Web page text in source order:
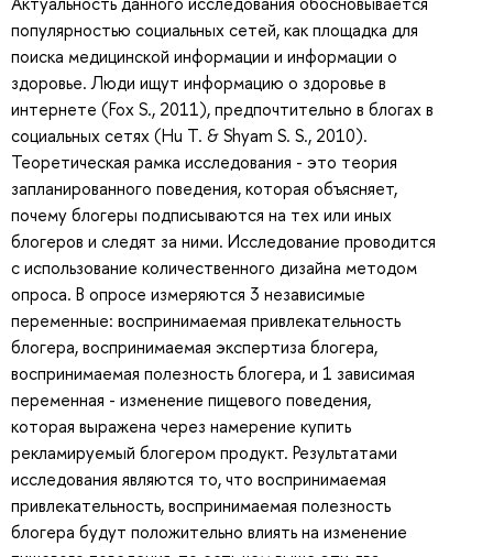
популярностью социальных сетей, как площадка для
поиска медицинской информации и информации о
здоровье. Люди ищут информацию о здоровье в
интернете (Fox S., 2011), предпочтительно в блогах в
социальных сетях (Hu T. & Shyam S. S., 2010).
Теоретическая рамка исследования - это теория
запланированного поведения, которая объясняет,
почему блогеры подписываются на тех или иных
блогеров и следят за ними. Исследование проводится
с использование количественного дизайна методом
опроса. В опросе измеряются 3 независимые
переменные: воспринимаемая привлекательность
блогера, воспринимаемая экспертиза блогера,
воспринимаемая полезность блогера, и 1 зависимая
переменная - изменение пищевого поведения,
которая выражена через намерение купить
рекламируемый блогером продукт. Результатами
исследования являются то, что воспринимаемая
привлекательность, воспринимаемая полезность
блогера будут положительно влиять на изменение